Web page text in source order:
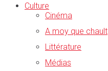
Culture
Cinéma
A moy que chault
Littérature
Médias